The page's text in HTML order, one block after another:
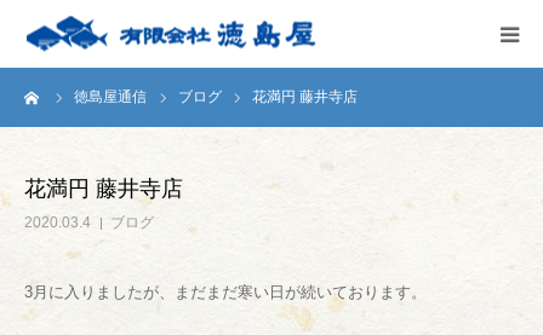
徳島屋通信 ブログ 花満円 藤井寺店
花満円 藤井寺店
2020.03.4 ブログ
3月に入りましたが、まだまだ寒い日が続いております。
HOME